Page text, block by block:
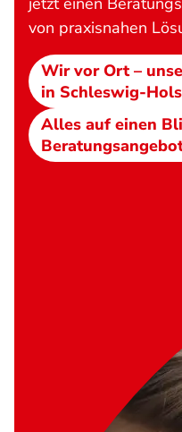
von praxisnahen
Wir vor Ort –
in Schleswig-
Alles auf einen